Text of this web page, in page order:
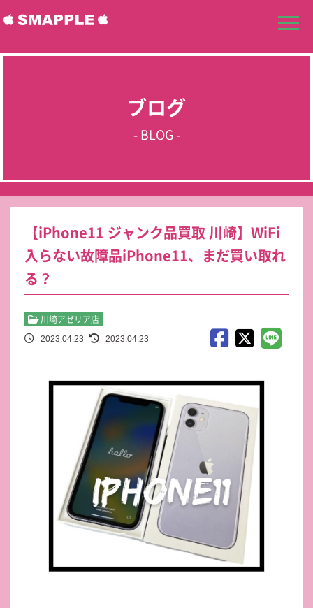
ブログ
- BLOG -
【iPhone11 ジャンク品買取 川崎】WiFi
入らない故障品iPhone11、まだ買い取れ
る？
川崎アゼリア店
2023.04.23 2023.04.23